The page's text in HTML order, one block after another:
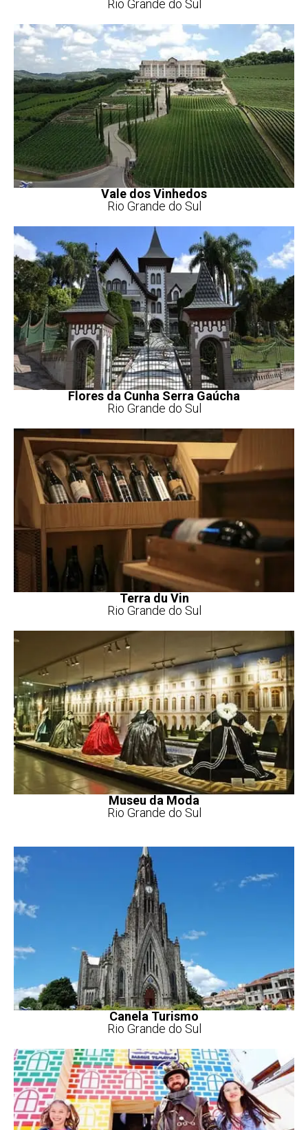
Rio Grande do Sul
Vale dos Vinhedos
Rio Grande do Sul
Flores da Cunha Serra Gaúcha
Rio Grande do Sul
Terra du Vin
Rio Grande do Sul
Museu da Moda
Rio Grande do Sul
Canela Turismo
Rio Grande do Sul